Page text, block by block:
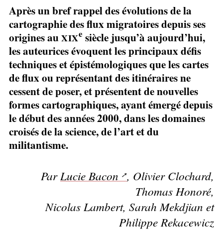
Après un bref rappel des évolutions de la
cartographie des flux migratoires depuis ses
origines auXIXe siècle jusqu’à aujourd’hui,
les auteurices évoquent les principaux défis
techniques et épistémologiques que les cartes
de flux ou représentant des itinéraires ne
cessent de poser, et présentent de nouvelles
formes cartographiques, ayant émergé depuis
le début des années 2000, dans les domaines
croisés de la science, de l’art et du
militantisme.
ParLucie Bacon , Olivier Clochard,
Thomas Honoré,
Nicolas Lambert, Sarah Mekdjian et
Philippe Rekacewicz